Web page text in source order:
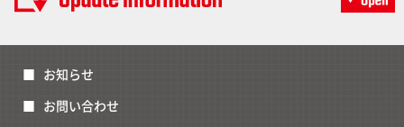
お知らせ
お問い合わせ